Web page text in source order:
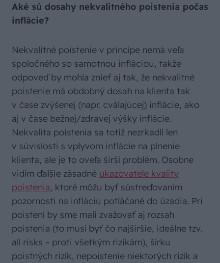
Aké sú dosahy nekvalitného poistenia počas
inflácie?
Nekvalitné poistenie v princípe nemá veľa
spoločného so samotnou infláciou, takže
odpoveď by mohla znieť aj tak, že nekvalitné
poistenie má obdobný dosah na klienta tak
v čase zvýšenej (napr. cválajúcej) inflácie, ako
aj v čase bežnej/zdravej výšky inflácie.
Nekvalita poistenia sa totiž nezrkadlí len
v súvislosti s vplyvom inflácie na plnenie
klienta, ale je to oveľa širší problém. Osobne
vidím ďalšie zásadné ukazovatele kvality
poistenia, ktoré môžu byť sústreďovaním
pozornosti na infláciu potláčané do úzadia. Pri
poistení by sme mali zvažovať aj rozsah
poistenia (to musí byť čo najširšie, ideálne tzv.
all risks – proti všetkým rizikám), šírku
poistných rizík, nepoistenie niektorých rizík a